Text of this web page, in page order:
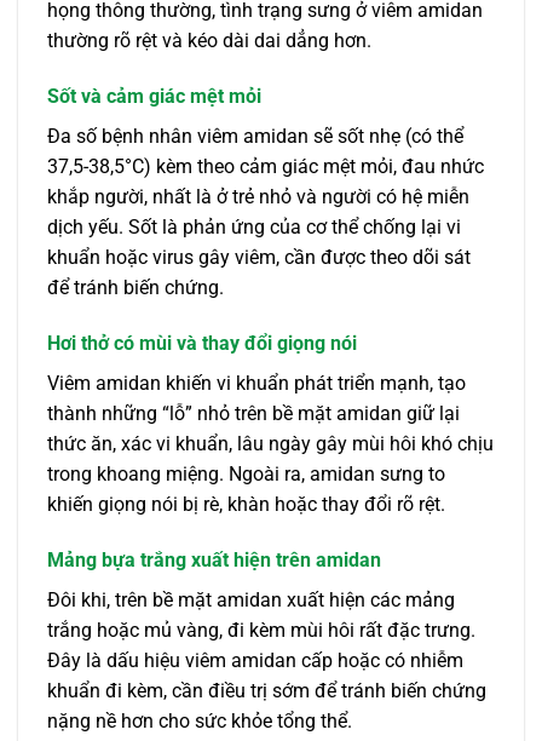
họng thông thường, tình trạng sưng ở viêm amidan
thường rõ rệt và kéo dài dai dẳng hơn.
Sốt và cảm giác mệt mỏi
Đa số bệnh nhân viêm amidan sẽ sốt nhẹ (có thể
37,5-38,5°C) kèm theo cảm giác mệt mỏi, đau nhức
khắp người, nhất là ở trẻ nhỏ và người có hệ miễn
dịch yếu. Sốt là phản ứng của cơ thể chống lại vi
khuẩn hoặc virus gây viêm, cần được theo dõi sát
để tránh biến chứng.
Hơi thở có mùi và thay đổi giọng nói
Viêm amidan khiến vi khuẩn phát triển mạnh, tạo
thành những “lỗ” nhỏ trên bề mặt amidan giữ lại
thức ăn, xác vi khuẩn, lâu ngày gây mùi hôi khó chịu
trong khoang miệng. Ngoài ra, amidan sưng to
khiến giọng nói bị rè, khàn hoặc thay đổi rõ rệt.
Mảng bựa trắng xuất hiện trên amidan
Đôi khi, trên bề mặt amidan xuất hiện các mảng
trắng hoặc mủ vàng, đi kèm mùi hôi rất đặc trưng.
Đây là dấu hiệu viêm amidan cấp hoặc có nhiễm
khuẩn đi kèm, cần điều trị sớm để tránh biến chứng
nặng nề hơn cho sức khỏe tổng thể.